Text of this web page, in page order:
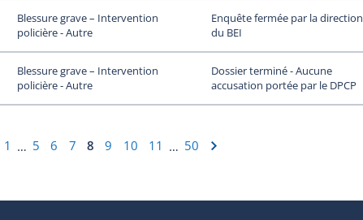
Blessure grave – Intervention
policière - Autre
Enquête fermée par la direction
du BEI
Blessure grave – Intervention
policière - Autre
Dossier terminé - Aucune
accusation portée par le DPCP
1 … 5 6 7 8 9 10 11 … 50